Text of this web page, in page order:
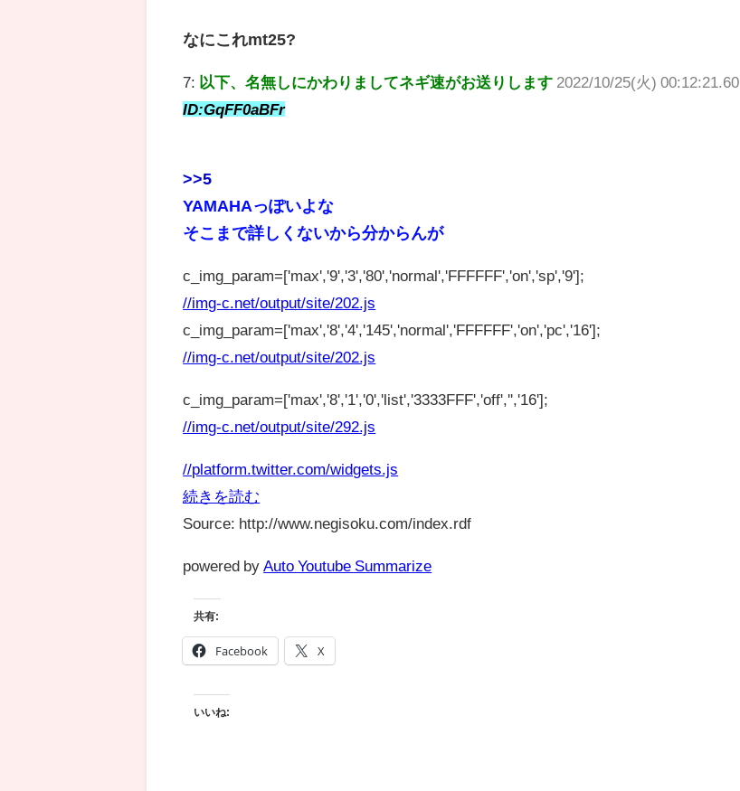
なにこれmt25?
7: 以下、名無しにかわりましてネギ速がお送りします 2022/10/25(火) 00:12:21.60
ID:GqFF0aBFr
>>5
YAMAHAっぽいよな
そこまで詳しくないから分からんが
c_img_param=['max','9','3','80','normal','FFFFFF','on','sp','9'];
//img-c.net/output/site/202.js
c_img_param=['max','8','4','145','normal','FFFFFF','on','pc','16'];
//img-c.net/output/site/202.js
c_img_param=['max','8','1','0','list','3333FFF','off','','16'];
//img-c.net/output/site/292.js
//platform.twitter.com/widgets.js
続きを読む
Source: http://www.negisoku.com/index.rdf
powered by Auto Youtube Summarize
共有:
Facebook X
いいね: